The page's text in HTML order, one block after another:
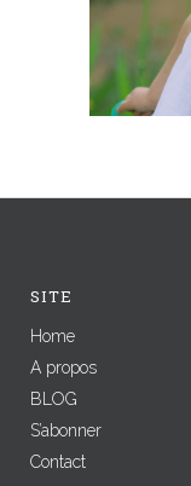
SITE
Home
A propos
BLOG
S’abonner
Contact